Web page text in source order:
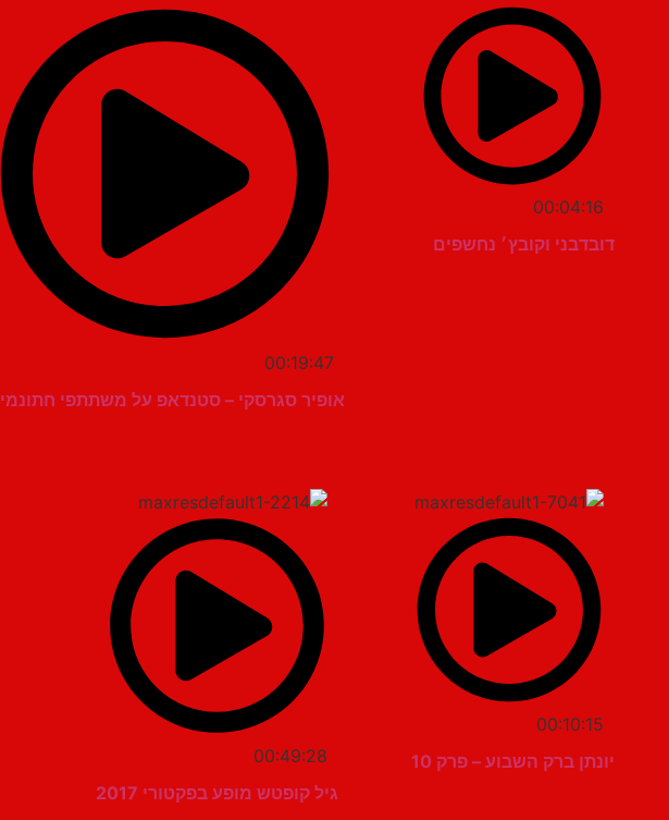
00:04:16
דובדבני וקובץ׳ נחשפים
00:19:47
אופיר סגרסקי – סטנדאפ על משתתפי חתונמי 2
00:10:15
יונתן ברק השבוע – פרק 10
00:49:28
גיל קופטש מופע בפקטורי 2017